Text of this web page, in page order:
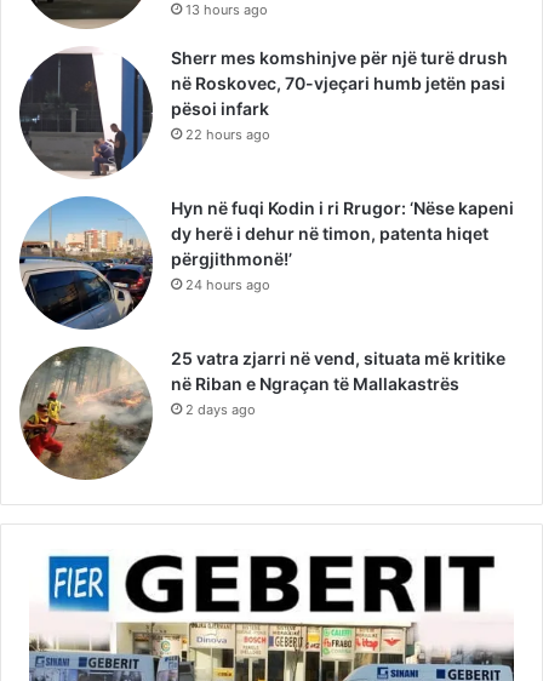
13 hours ago
Sherr mes komshinjve për një turë drush
në Roskovec, 70-vjeçari humb jetën pasi
pësoi infark
22 hours ago
Hyn në fuqi Kodin i ri Rrugor: ‘Nëse kapeni
dy herë i dehur në timon, patenta hiqet
përgjithmonë!’
24 hours ago
25 vatra zjarri në vend, situata më kritike
në Riban e Ngraçan të Mallakastrës
2 days ago